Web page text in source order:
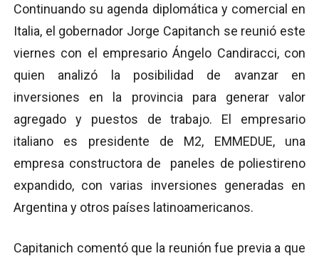
Continuando su agenda diplomática y comercial en
Italia, el gobernador Jorge Capitanch se reunió este
viernes con el empresario Ángelo Candiracci, con
quien analizó la posibilidad de avanzar en
inversiones en la provincia para generar valor
agregado y puestos de trabajo. El empresario
italiano es presidente de M2, EMMEDUE, una
empresa constructora de paneles de poliestireno
expandido, con varias inversiones generadas en
Argentina y otros países latinoamericanos.
Capitanich comentó que la reunión fue previa a que